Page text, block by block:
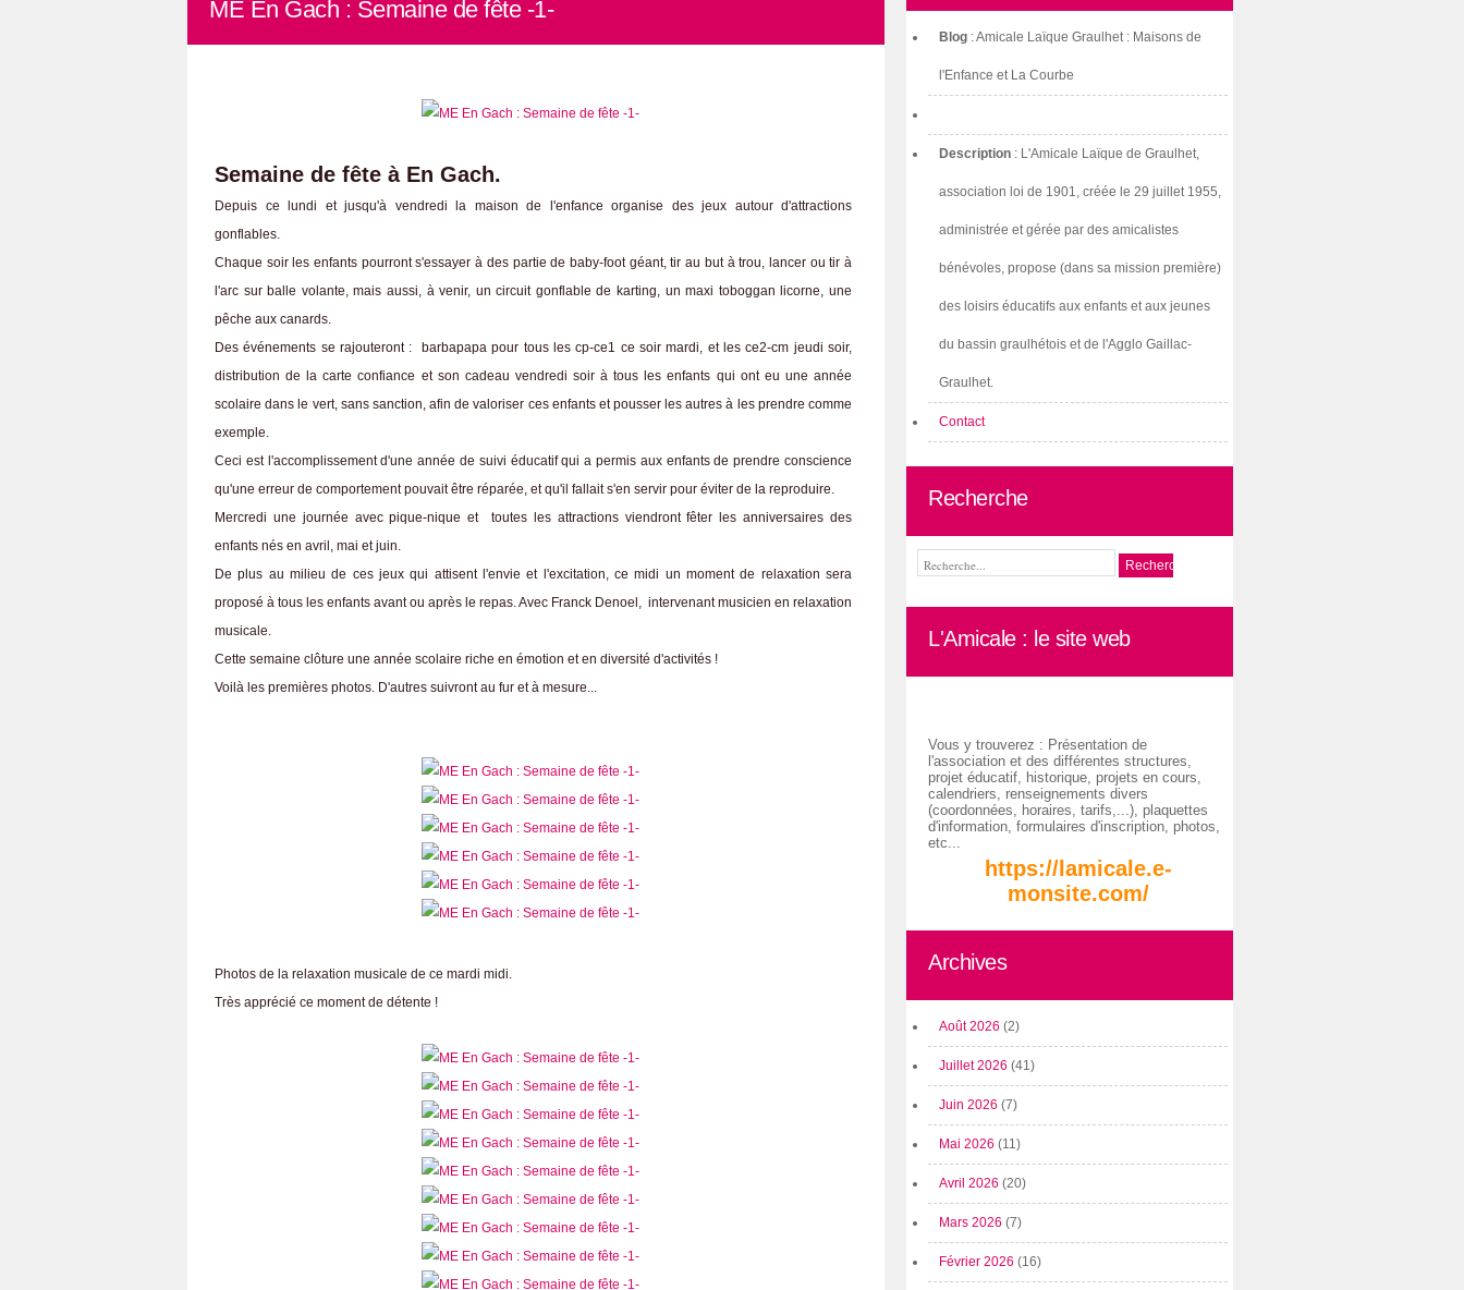
ME En Gach : Semaine de fête -1-
Semaine de fête à En Gach.
Depuis ce lundi et jusqu'à vendredi la maison de l'enfance organise des jeux autour d'attractions
gonflables.
Chaque soir les enfants pourront s'essayer à des partie de baby-foot géant, tir au but à trou, lancer ou tir à
l'arc sur balle volante, mais aussi, à venir, un circuit gonflable de karting, un maxi toboggan licorne, une
pêche aux canards.
Des événements se rajouteront : barbapapa pour tous les cp-ce1 ce soir mardi, et les ce2-cm jeudi soir,
distribution de la carte confiance et son cadeau vendredi soir à tous les enfants qui ont eu une année
scolaire dans le vert, sans sanction, afin de valoriser ces enfants et pousser les autres à les prendre comme
exemple.
Ceci est l'accomplissement d'une année de suivi éducatif qui a permis aux enfants de prendre conscience
qu'une erreur de comportement pouvait être réparée, et qu'il fallait s'en servir pour éviter de la reproduire.
Mercredi une journée avec pique-nique et toutes les attractions viendront fêter les anniversaires des
enfants nés en avril, mai et juin.
De plus au milieu de ces jeux qui attisent l'envie et l'excitation, ce midi un moment de relaxation sera
proposé à tous les enfants avant ou après le repas. Avec Franck Denoel, intervenant musicien en relaxation
musicale.
Cette semaine clôture une année scolaire riche en émotion et en diversité d'activités !
Voilà les premières photos. D'autres suivront au fur et à mesure...
Photos de la relaxation musicale de ce mardi midi.
Très apprécié ce moment de détente !
Blog : Amicale Laïque Graulhet : Maisons de
l'Enfance et La Courbe
Description : L'Amicale Laïque de Graulhet,
association loi de 1901, créée le 29 juillet 1955,
administrée et gérée par des amicalistes
bénévoles, propose (dans sa mission première)
des loisirs éducatifs aux enfants et aux jeunes
du bassin graulhétois et de l'Agglo Gaillac-
Graulhet.
Contact
Recherche
L'Amicale : le site web
Vous y trouverez : Présentation de
l'association et des différentes structures,
projet éducatif, historique, projets en cours,
calendriers, renseignements divers
(coordonnées, horaires, tarifs,...), plaquettes
d'information, formulaires d'inscription, photos,
etc...
https://lamicale.e-
monsite.com/
Archives
Août 2026 (2)
Juillet 2026 (41)
Juin 2026 (7)
Mai 2026 (11)
Avril 2026 (20)
Mars 2026 (7)
Février 2026 (16)